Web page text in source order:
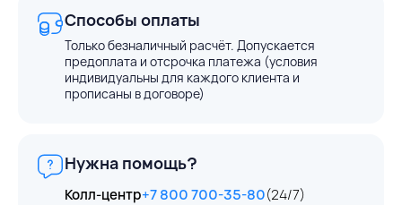
Способы оплаты
Только безналичный расчёт. Допускается
предоплата и отсрочка платежа (условия
индивидуальны для каждого клиента и
прописаны в договоре)
Нужна помощь?
Колл-центр+7 800 700-35-80(24/7)